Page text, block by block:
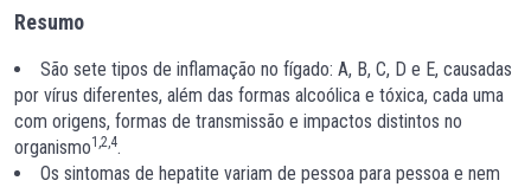
Resumo
São sete tipos de inflamação no fígado: A, B, C, D e E, causadas
por vírus diferentes, além das formas alcoólica e tóxica, cada uma
com origens, formas de transmissão e impactos distintos no
organismo1,2,4.
Os sintomas de hepatite variam de pessoa para pessoa e nem